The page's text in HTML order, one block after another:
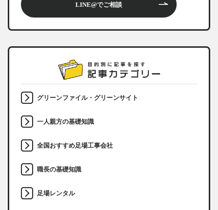
LINE@でご相談
グリーンファイル・グリーンサイト
一人親方の基礎知識
全国おすすめ足場工事会社
職長の基礎知識
足場レンタル